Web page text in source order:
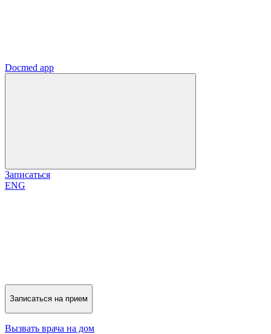
Docmed app
Записаться
ENG
Записаться на прием
Вызвать врача на дом